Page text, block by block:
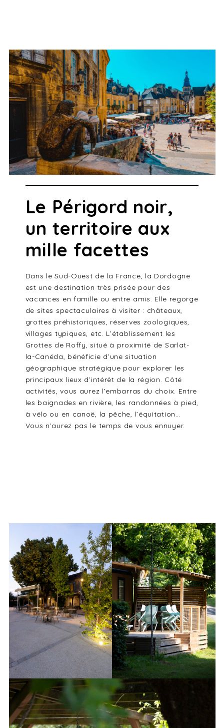
Le Périgord noir,
un territoire aux
mille facettes
Dans le Sud-Ouest de la France, la Dordogne
est une destination très prisée pour des
vacances en famille ou entre amis. Elle regorge
de sites spectaculaires à visiter : châteaux,
grottes préhistoriques, réserves zoologiques,
villages typiques, etc. L’établissement les
Grottes de Roffy, situé à proximité de Sarlat-
la-Canéda, bénéficie d’une situation
géographique stratégique pour explorer les
principaux lieux d’intérêt de la région. Côté
activités, vous aurez l’embarras du choix. Entre
les baignades en rivière, les randonnées à pied,
à vélo ou en canoë, la pêche, l’équitation…
Vous n’aurez pas le temps de vous ennuyer.